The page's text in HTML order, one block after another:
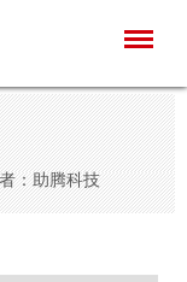
：助腾科技